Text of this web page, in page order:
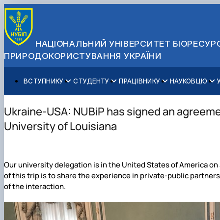
НАЦІОНАЛЬНИЙ УНІВЕРСИТЕТ
ПРИРОДОКОРИСТУВАННЯ УКРАЇНИ
ВСТУПНИКУ
Вступ до НУБіП України 2026
Приймальна комісія
Правила прийому
Для осіб з тимчасово окупованих територій
Для іноземців / For foreigners
Військова освіта
СТУДЕНТУ
Навчання
Додаткова освіта
Позанавчальна діяльність
Студентське самоврядування
ПРАЦІВНИКУ
Освітній процес
Міжнародна діяльність
Довідкова інформація
Профспілкова організація
НАУКОВЦЮ
Наукова діяльність
Аспіранту / Докторанту
Захисти дисертацій
Законодавче та нормативне забезпечення
Наукові видання
Наука для бізнесу
Управління і самоврядування
Загальна інформація
Офіційні документи
Стратегія розвитку на період 2026-2030рр.
Офіційна символіка
Антикорупційні заходи
Гендерна радниця
Контактна інформація
Ukraine-USA: NUBiP has signed an
University of Louisiana
Our university delegation is in the United States of America
of this trip is to share the experience in private-public
of the interaction.